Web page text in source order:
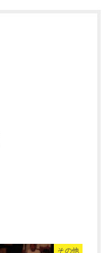
その他